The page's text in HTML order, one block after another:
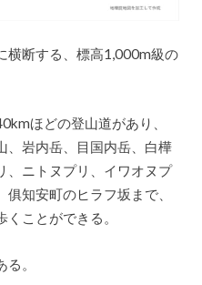
横断する、標高1,000m級の
ほどの登山道があり、
、岩内岳、目国内岳、白樺
、ニトヌプリ、イワオヌプ
知安町のヒラフ坂まで、
ことができる。
。